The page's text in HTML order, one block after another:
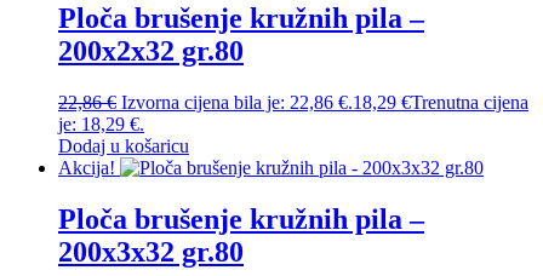
Ploča brušenje kružnih pila –
200x2x32 gr.80
22,86€ Izvorna cijena bila je: 22,86 €.18,29 €Trenutna cijena
je: 18,29 €.
Dodaj u košaricu
Akcija!
Ploča brušenje kružnih pila –
200x3x32 gr.80